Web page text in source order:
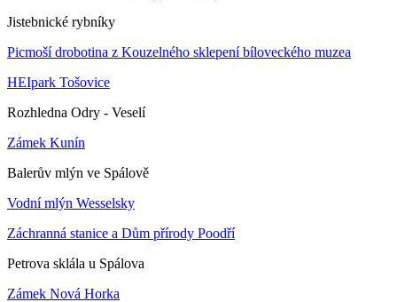
Jistebnické rybníky
Picmoší drobotina z Kouzelného sklepení bíloveckého muzea
HEIpark Tošovice
Rozhledna Odry - Veselí
Zámek Kunín
Balerův mlýn ve Spálově
Vodní mlýn Wesselsky
Záchranná stanice a Dům přírody Poodří
Petrova sklála u Spálova
Zámek Nová Horka